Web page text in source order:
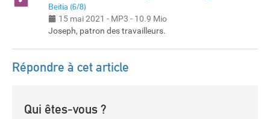
Beitia (6/8)
15 mai 2021 - MP3 - 10.9 Mio
Joseph, patron des travailleurs.
Répondre à cet article
Qui êtes-vous ?